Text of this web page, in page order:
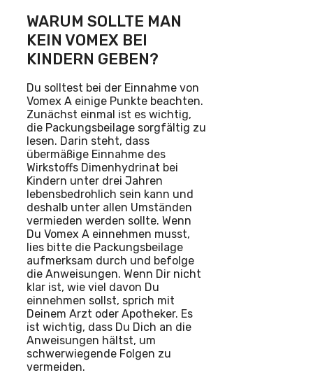
WARUM SOLLTE MAN
KEIN VOMEX BEI
KINDERN GEBEN?
Du solltest bei der Einnahme von
Vomex A einige Punkte beachten.
Zunächst einmal ist es wichtig,
die Packungsbeilage sorgfältig zu
lesen. Darin steht, dass
übermäßige Einnahme des
Wirkstoffs Dimenhydrinat bei
Kindern unter drei Jahren
lebensbedrohlich sein kann und
deshalb unter allen Umständen
vermieden werden sollte. Wenn
Du Vomex A einnehmen musst,
lies bitte die Packungsbeilage
aufmerksam durch und befolge
die Anweisungen. Wenn Dir nicht
klar ist, wie viel davon Du
einnehmen sollst, sprich mit
Deinem Arzt oder Apotheker. Es
ist wichtig, dass Du Dich an die
Anweisungen hältst, um
schwerwiegende Folgen zu
vermeiden.